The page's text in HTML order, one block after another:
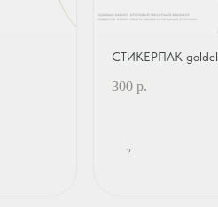
СТИКЕРПАК
300 р.
?